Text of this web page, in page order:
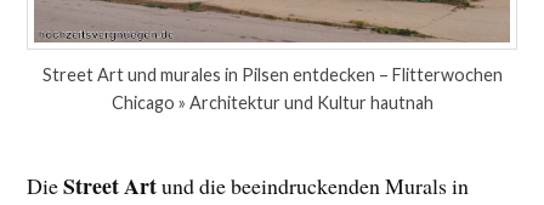
Street Art und murales in Pilsen entdecken – Flitterwochen
Chicago » Architektur und Kultur hautnah
DieStreet Artund die beeindruckenden Murals in